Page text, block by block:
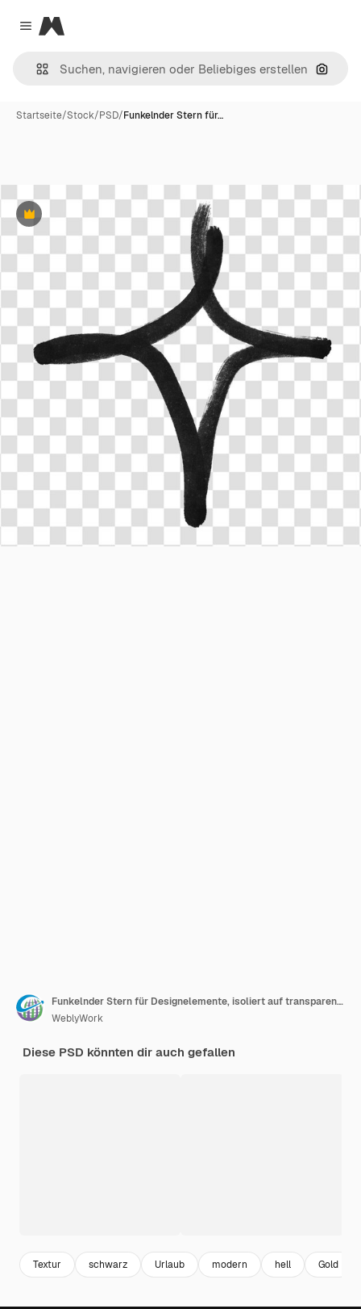
Close menu
Magnific
Nach
Startseite/Stock/PSD/Funkelnder Stern für…
Premium
Funkelnder Stern für Designelemente, isoliert auf transparentem Hintergrund
WeblyWork
Diese PSD könnten dir auch gefallen
Textur schwarz Urlaub modern hell Gold